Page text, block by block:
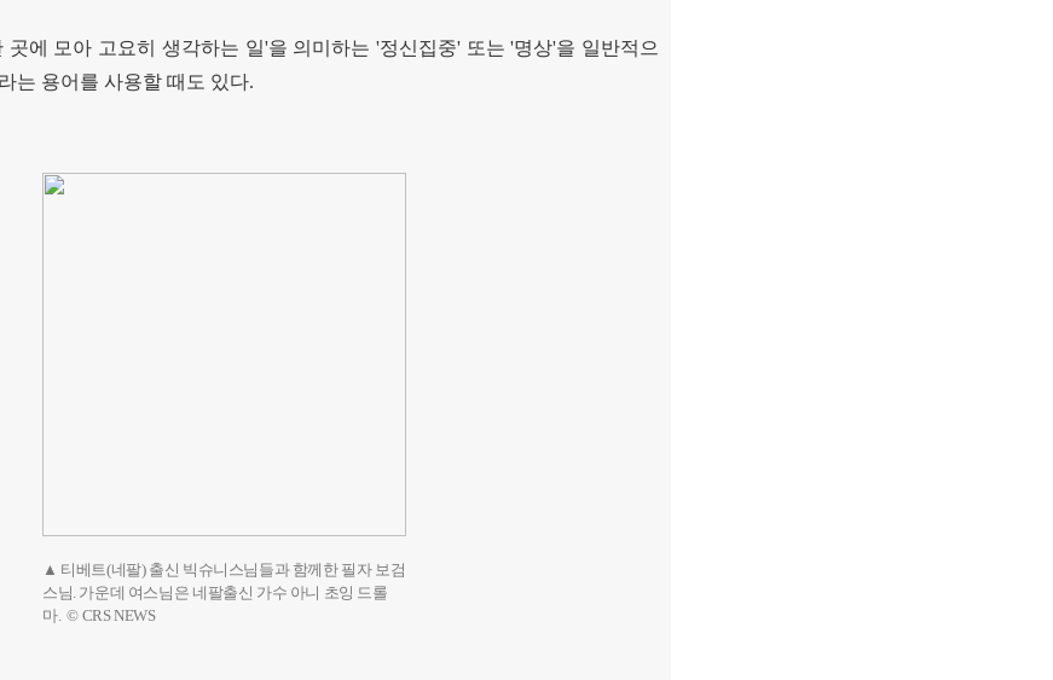
곳에 모아 고요히 생각하는 일'을 의미하는 '정신집중' 또는'명상'을 일반적으
는 용어를 사용할 때도 있다.
▲ 티베트(네팔) 출신 빅슈니스님들과 함께한 필자 보검
스님. 가운데 여스님은 네팔출신 가수 아니 초잉 드롤
마. © CRS NEWS